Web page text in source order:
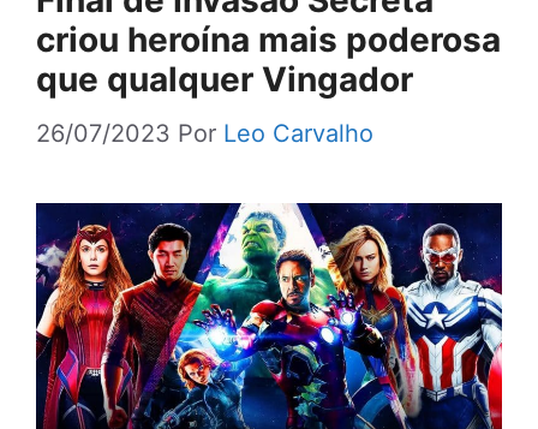
criou heroína mais poderosa
que qualquer Vingador
26/07/2023 Por Leo Carvalho